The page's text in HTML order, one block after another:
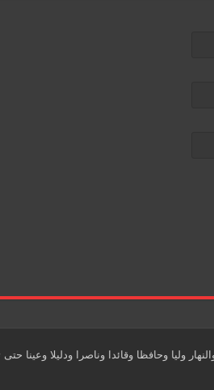
وليا وحافظا وقائدا وناصرا ودليلا وعينا